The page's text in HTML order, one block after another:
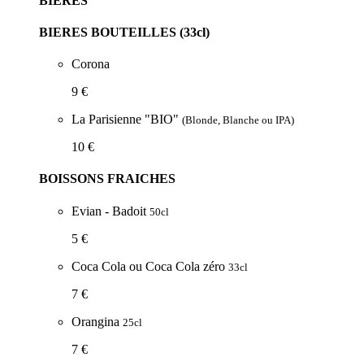
BIERES BOUTEILLES (33cl)
Corona
9 €
La Parisienne "BIO" (Blonde, Blanche ou IPA)
10 €
BOISSONS FRAICHES
Evian - Badoit 50cl
5 €
Coca Cola ou Coca Cola zéro 33cl
7 €
Orangina 25cl
7 €